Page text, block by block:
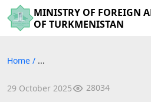
MINISTRY OF FOREIGN
OF TURKMENISTAN
Home / ...
29 October 2025 28034